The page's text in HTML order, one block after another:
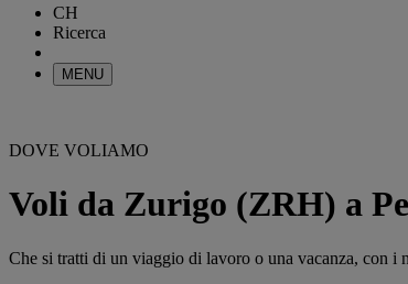
CH
Ricerca
MENU
DOVE VOLIAMO
Voli da Zurigo (ZRH) a
Che si tratti di un viaggio di lavoro o una vacanza, con i